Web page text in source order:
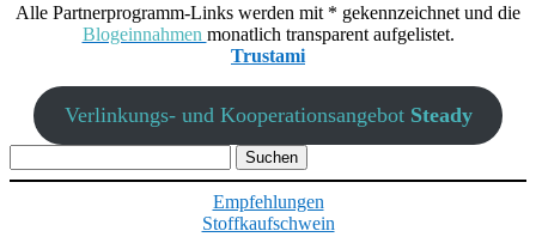
Alle Partnerprogramm-Links werden mit * gekennzeichnet und die
Blogeinnahmen monatlich transparent aufgelistet.
Trustami
Verlinkungs- und Kooperationsangebot Steady
nach:
Empfehlungen
Stoffkaufschwein